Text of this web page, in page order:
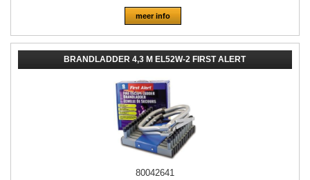
meer info
BRANDLADDER 4,3 M EL52W-2 FIRST ALERT
80042641